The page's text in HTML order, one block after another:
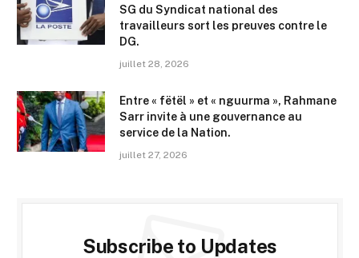
SG du Syndicat national des
travailleurs sort les preuves contre le
DG.
juillet 28, 2026
Entre « fëtël » et « nguurma », Rahmane
Sarr invite à une gouvernance au
service de la Nation.
juillet 27, 2026
Subscribe to Updates